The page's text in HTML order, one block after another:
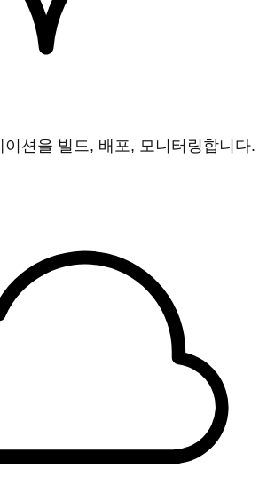
션을 빌드, 배포, 모니터링합니다.